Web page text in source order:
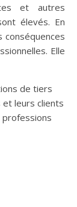
et autres
élevés. En
Elle
de tiers
et leurs clients
professions